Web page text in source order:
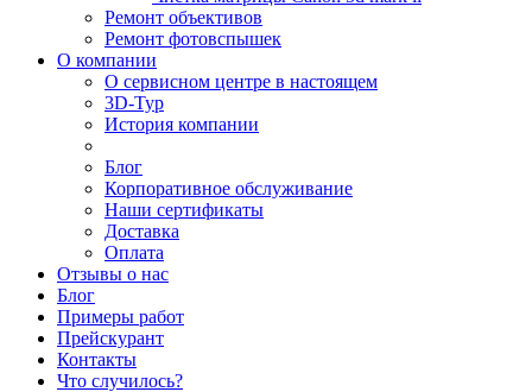
Ремонт объективов
Ремонт фотовспышек
О компании
О сервисном центре в настоящем
3D-Тур
История компании
Блог
Корпоративное обслуживание
Наши сертификаты
Доставка
Оплата
Отзывы о нас
Блог
Примеры работ
Прейскурант
Контакты
Что случилось?